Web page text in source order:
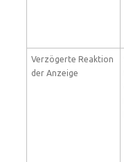
Verzögerte Reaktion
der Anzeige